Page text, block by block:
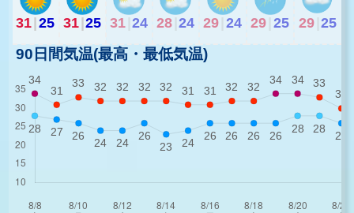
31|25 31|25 31 24 28 24 29 24 29 25 29 25
90日間気温(最高・最低気温)